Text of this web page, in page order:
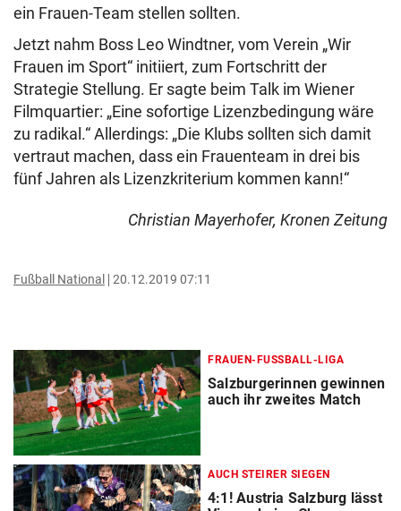
ein Frauen-Team stellen sollten.
Jetzt nahm Boss Leo Windtner, vom Verein „Wir
Frauen im Sport“ initiiert, zum Fortschritt der
Strategie Stellung. Er sagte beim Talk im Wiener
Filmquartier: „Eine sofortige Lizenzbedingung wäre
zu radikal.“ Allerdings: „Die Klubs sollten sich damit
vertraut machen, dass ein Frauenteam in drei bis
fünf Jahren als Lizenzkriterium kommen kann!“
Christian Mayerhofer, Kronen Zeitung
Fußball National 20.12.2019 07:11
FRAUEN-FUSSBALL-LIGA
Salzburgerinnen gewinnen
auch ihr zweites Match
AUCH STEIRER SIEGEN
4:1! Austria Salzburg lässt